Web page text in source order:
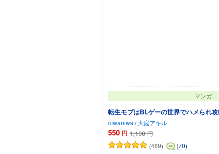
マンガ
転生モブはBLゲーの世界でハメられ
niwaniwa /大庭アキル
550 円 1,100 円
(489)
(70)